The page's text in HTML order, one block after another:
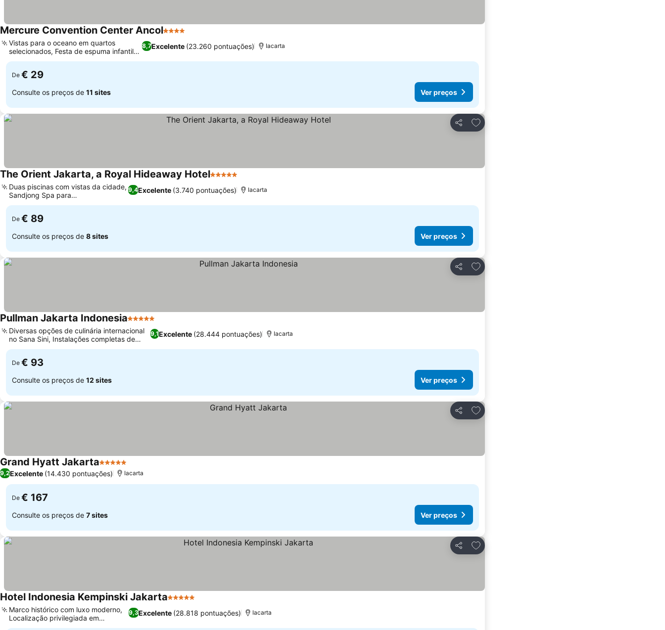
Mercure Convention Center Ancol4 Estrelas
8,7Excelente (23.260 pontuações)
Vistas para o oceano em quartos
selecionados, Festa de espuma infantil
na piscina MIMO
Iacarta
De € 29
Consulte os preços de 11 sites Ver preços
Partilhar
Adicionar aos favoritos
The Orient Jakarta, a Royal Hideaway Hotel5 Estrelas
9,4Excelente (3.740 pontuações)
Duas piscinas com vistas da cidade,
Sandjong Spa para
rejuvenescimento
Iacarta
De € 89
Consulte os preços de 8 sites Ver preços
Partilhar
Adicionar aos favoritos
Pullman Jakarta Indonesia5 Estrelas
9,1Excelente (28.444 pontuações)
Diversas opções de culinária internacional
no Sana Sini, Instalações completas de
bem-estar e spa
Iacarta
De € 93
Consulte os preços de 12 sites Ver preços
Partilhar
Adicionar aos favoritos
Grand Hyatt Jakarta5 Estrelas
9,2Excelente (14.430 pontuações) Iacarta
De € 167
Consulte os preços de 7 sites Ver preços
Partilhar
Adicionar aos favoritos
Hotel Indonesia Kempinski Jakarta5 Estrelas
9,3Excelente (28.818 pontuações)
Marco histórico com luxo moderno,
Localização privilegiada em
Bundaran HI
Iacarta